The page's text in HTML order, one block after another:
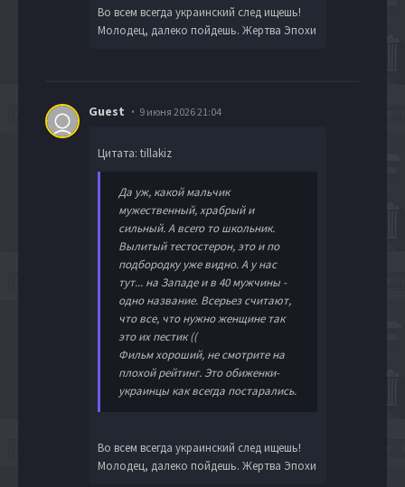
Во всем всегда украинский след ищешь!
Молодец, далеко пойдешь. Жертва Эпохи
Guest 9 июня 2026 21:04
Цитата: tillakiz
Да уж, какой мальчик
мужественный, храбрый и
сильный. А всего то школьник.
Вылитый тестостерон, это и по
подбородку уже видно. А у нас
тут... на Западе и в 40 мужчины -
одно название. Всерьез считают,
что все, что нужно женщине так
это их пестик ((
Фильм хороший, не смотрите на
плохой рейтинг. Это обиженки-
украинцы как всегда постарались.
Во всем всегда украинский след ищешь!
Молодец, далеко пойдешь. Жертва Эпохи